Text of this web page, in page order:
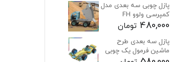
پازل چوبی سه بعدی مدل
کمپرسی ولوو FH
480,000 تومان
پازل سه بعدی طرح
ماشین فرمول یک چوبی